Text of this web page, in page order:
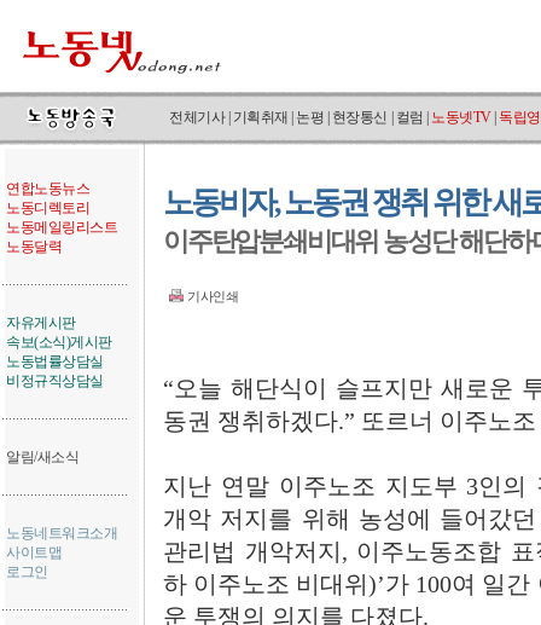
전체기사| 기획취재 논평 현장통신 컬럼 노동넷TV| 독립
연합노동뉴스
노동디렉토리
노동메일링리스트
노동달력
자유게시판
속보(소식)게시판
노동법률상담실
비정규직상담실
알림/새소식
노동네트워크소개
사이트맵
로그인
노동비자, 노동권 쟁취 위한 새
이주탄압분쇄비대위 농성단 해단하
기사인쇄
“오늘 해단식이 슬프지만 새로운
동권 쟁취하겠다.” 또르너 이주노
지난 연말 이주노조 지도부 3인의
개악 저지를 위해 농성에 들어갔
관리법 개악저지, 이주노동조합
하 이주노조 비대위)’가 100여 일
운 투쟁의 의지를 다졌다.